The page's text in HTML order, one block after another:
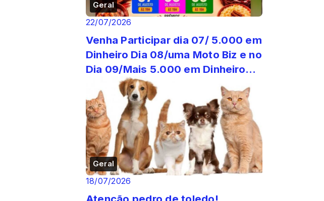
Geral
22/07/2026
Venha Participar dia 07/ 5.000 em
Dinheiro Dia 08/uma Moto Biz e no
Dia 09/Mais 5.000 em Dinheiro
Realização Prefeit...
Geral
18/07/2026